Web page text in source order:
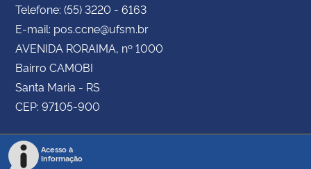
Telefone: (55) 3220 - 6163
E-mail: pos.ccne@ufsm.br
AVENIDA RORAIMA, nº 1000
Bairro CAMOBI
Santa Maria - RS
CEP: 97105-900
Acesso à
Informação